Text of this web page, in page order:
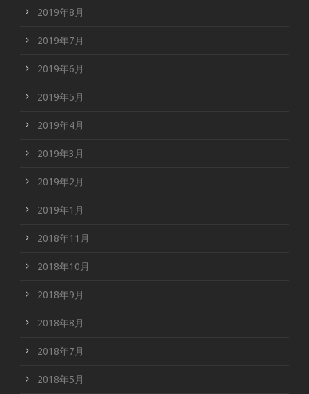
2019年8月
2019年7月
2019年6月
2019年5月
2019年4月
2019年3月
2019年2月
2019年1月
2018年11月
2018年10月
2018年9月
2018年8月
2018年7月
2018年5月